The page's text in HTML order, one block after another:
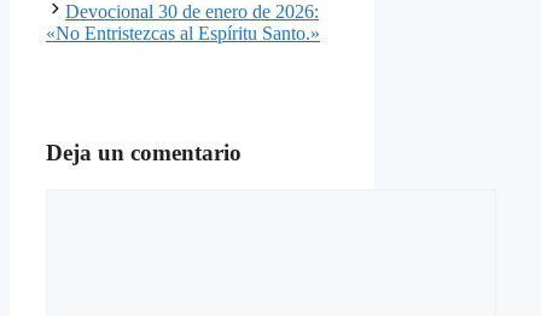
Devocional 30 de enero de 2026:
«No Entristezcas al Espíritu Santo.»
Deja un comentario